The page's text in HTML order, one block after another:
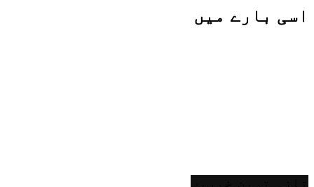
اسی بارے میں